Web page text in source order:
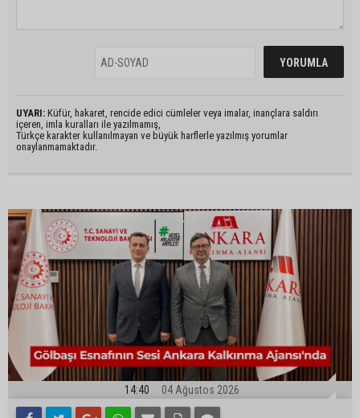
UYARI: Küfür, hakaret, rencide edici cümleler veya imalar, inançlara saldırı
içeren, imla kuralları ile yazılmamış,
Türkçe karakter kullanılmayan ve büyük harflerle yazılmış yorumlar
onaylanmamaktadır.
14:40 04 Ağustos 2026